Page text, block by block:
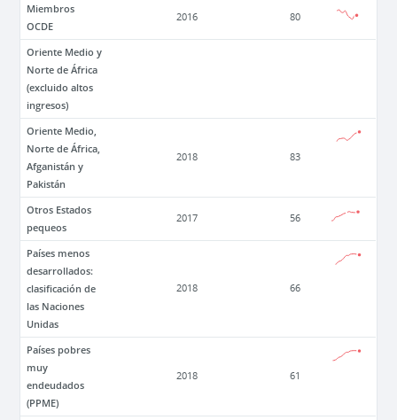
Miembros
OCDE
2016 80
Oriente Medio y
Norte de África
(excluido altos
ingresos)
Oriente Medio,
Norte de África,
Afganistán y
Pakistán
2018 83
Otros Estados
pequeos
2017 56
Países menos
desarrollados:
clasificación de
las Naciones
Unidas
2018 66
Países pobres
muy
endeudados
(PPME)
2018 61